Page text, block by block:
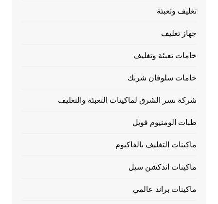
تغليف وتعبئة
جهاز تغليف
خامات تعبئة وتغليف
خامات سلوفان شرنك
شركة نسر الشرق لماكينات التعبئة والتغليف
طبات الومنيوم فويل
ماكينات التغليف بالفاكيوم
ماكينات اندكشن سيل
ماكينات براند عالمي